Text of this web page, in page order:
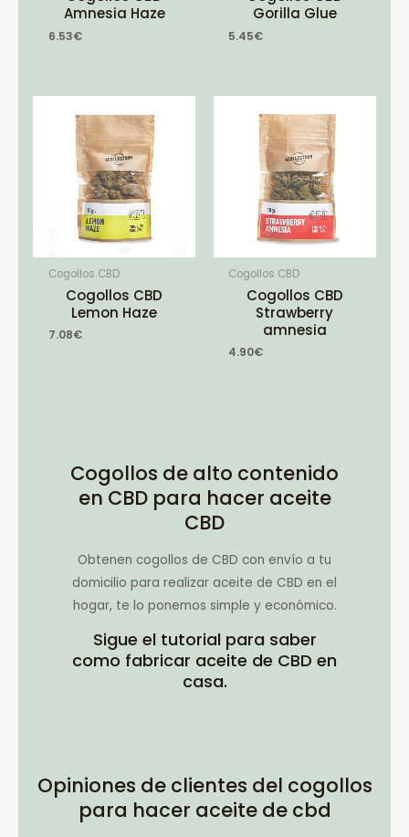
Amnesia Haze
6.53€
Gorilla Glue
5.45€
Cogollos CBD
Cogollos CBD
Lemon Haze
7.08€
Cogollos CBD
Cogollos CBD
Strawberry
amnesia
4.90€
Cogollos de alto contenido
en CBD para hacer aceite
CBD
Obtenen cogollos de CBD con envío a tu
domicilio para realizar aceite de CBD en el
hogar, te lo ponemos simple y económico.
Sigue el tutorial para saber
como fabricar aceite de CBD en
casa.
Opiniones de clientes del cogollos
para hacer aceite de cbd